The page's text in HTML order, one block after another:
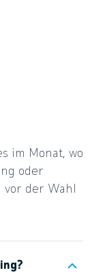
im Monat, wo
oder
der Wahl